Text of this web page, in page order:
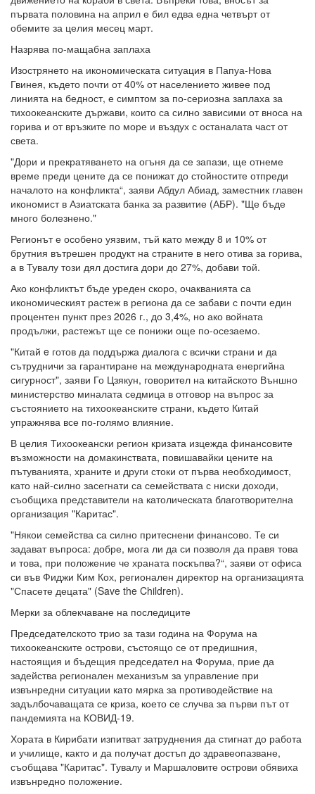
първата половина на април е бил едва една четвърт от
обемите за целия месец март.
Назрява по-мащабна заплаха
Изострянето на икономическата ситуация в Папуа-Нова
Гвинея, където почти от 40% от населението живее под
линията на бедност, е симптом за по-сериозна заплаха за
тихоокеанските държави, които са силно зависими от вноса на
горива и от връзките по море и въздух с останалата част от
света.
"Дори и прекратяването на огъня да се запази, ще отнеме
време преди цените да се понижат до стойностите отпреди
началото на конфликта“, заяви Абдул Абиад, заместник главен
икономист в Азиатската банка за развитие (АБР). "Ще бъде
много болезнено."
Регионът е особено уязвим, тъй като между 8 и 10% от
брутния вътрешен продукт на страните в него отива за горива,
а в Тувалу този дял достига дори до 27%, добави той.
Ако конфликтът бъде уреден скоро, очакванията са
икономическият растеж в региона да се забави с почти един
процентен пункт през 2026 г., до 3,4%, но ако войната
продължи, растежът ще се понижи още по-осезаемо.
"Китай e готов да поддържа диалога с всички страни и да
сътрудничи за гарантиране на международната енергийна
сигурност", заяви Го Цзякун, говорител на китайското Външно
министерство миналата седмица в отговор на въпрос за
състоянието на тихоокеанските страни, където Китай
упражнява все по-голямо влияние.
В целия Тихоокеански регион кризата изцежда финансовите
възможности на домакинствата, повишавайки цените на
пътуванията, храните и други стоки от първа необходимост,
като най-силно засегнати са семействата с ниски доходи,
съобщиха представители на католическата благотворителна
организация "Каритас".
"Някои семейства са силно притеснени финансово. Те си
задават въпроса: добре, мога ли да си позволя да правя това
и това, при положение че храната поскъпва?“, заяви от офиса
си във Фиджи Ким Кох, регионален директор на организацията
"Спасете децата" (Save the Children).
Мерки за облекчаване на последиците
Председателското трио за тази година на Форума на
тихоокеанските острови, състоящо се от предишния,
настоящия и бъдещия председател на Форума, прие да
задейства регионален механизъм за управление при
извънредни ситуации като мярка за противодействие на
задълбочаващата се криза, което се случва за първи път от
пандемията на КОВИД-19.
Хората в Кирибати изпитват затруднения да стигнат до работа
и училище, както и да получат достъп до здравеопазване,
съобщава "Каритас". Тувалу и Маршаловите острови обявиха
извънредно положение.